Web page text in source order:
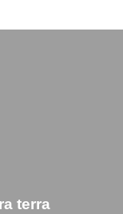
terra